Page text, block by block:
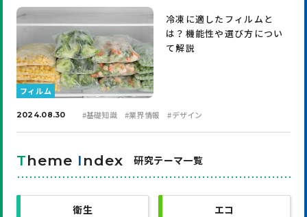
フィルム
冷凍に適したフィルムと
は？機能性や選び方につい
て解説
2024.08.30 #基礎知識 #業界情報 #デザイン
Theme I ndex 研究テーマ一覧
衛生 エコ